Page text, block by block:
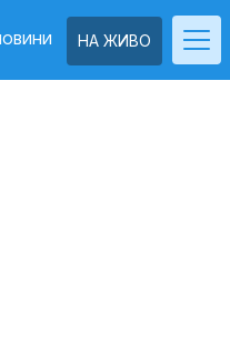
НА ЖИВО